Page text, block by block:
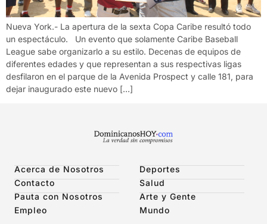
Nueva York.- La apertura de la sexta Copa Caribe resultó todo
un espectáculo. Un evento que solamente Caribe Baseball
League sabe organizarlo a su estilo. Decenas de equipos de
diferentes edades y que representan a sus respectivas ligas
desfilaron en el parque de la Avenida Prospect y calle 181, para
dejar inaugurado este nuevo […]
Acerca de Nosotros
Contacto
Pauta con Nosotros
Empleo
Deportes
Salud
Arte y Gente
Mundo